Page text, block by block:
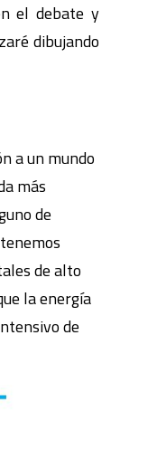
el debate y
dibujando
a un mundo
más
de
de alto
la energía
de